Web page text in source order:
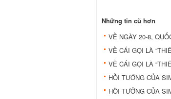
Những tin cũ hơn
VỀ NGÀY 20-8,
VỀ CÁI GỌI LÀ
VỀ CÁI GỌI LÀ
HỒI TƯỞNG CỦA
HỒI TƯỞNG CỦA